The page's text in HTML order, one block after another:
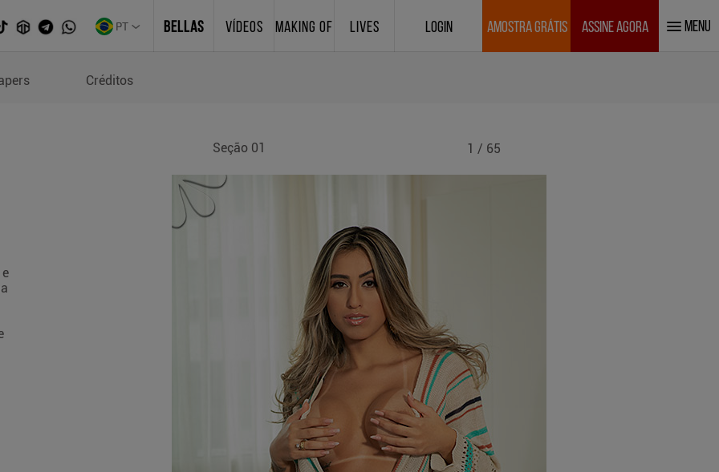
PT BELLAS VÍDEOS MAKING OF LIVES LOGIN AMOSTRA GRÁTIS ASSINE AGORA MENU
Créditos
Seção 01 1 / 65